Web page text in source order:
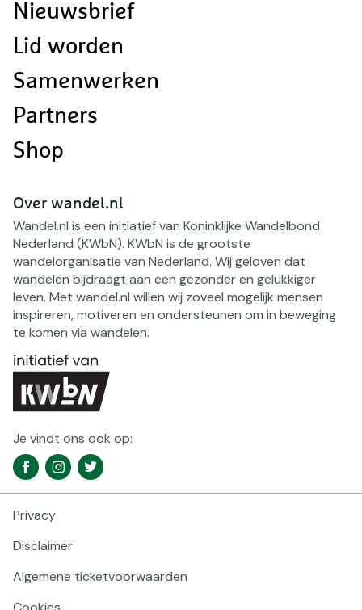
Nieuwsbrief
Lid worden
Samenwerken
Partners
Shop
Over wandel.nl
Wandel.nl is een initiatief van Koninklijke Wandelbond
Nederland (KWbN). KWbN is de grootste
wandelorganisatie van Nederland. Wij geloven dat
wandelen bijdraagt aan een gezonder en gelukkiger
leven. Met wandel.nl willen wij zoveel mogelijk mensen
inspireren, motiveren en ondersteunen om in beweging
te komen via wandelen.
Je vindt ons ook op:
Social
media
FacebookInstagramTwitter
Footer
navigatie
Privacy
Disclaimer
Algemene ticketvoorwaarden